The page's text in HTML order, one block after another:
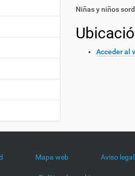
Niñas y niños
Acceder al
Mapa web Aviso